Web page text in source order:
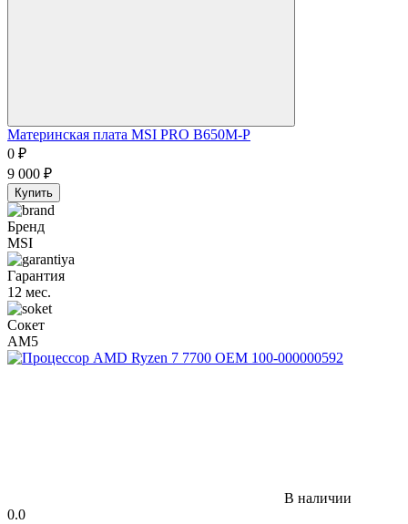
Материнская плата MSI PRO B650M-P
0 ₽
9 000 ₽
Купить
Бренд
MSI
Гарантия
12 мес.
Сокет
AM5
В наличии
0.0